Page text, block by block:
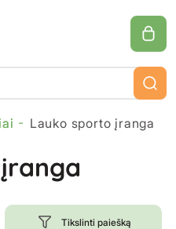
Lauko sporto įranga
Tikslinti paiešką